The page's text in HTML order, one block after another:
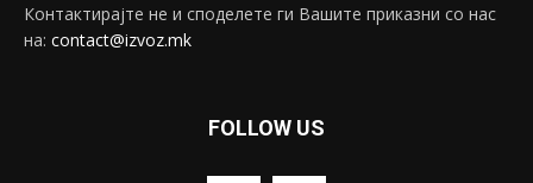
Контактирајте не и споделете ги Вашите приказни со нас
на: contact@izvoz.mk
FOLLOW US